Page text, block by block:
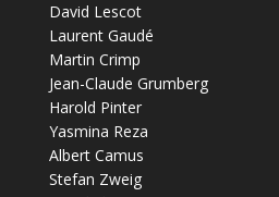
David Lescot
Laurent Gaudé
Martin Crimp
Jean-Claude Grumberg
Harold Pinter
Yasmina Reza
Albert Camus
Stefan Zweig